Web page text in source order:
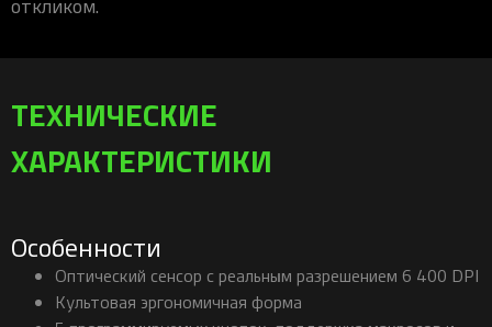
откликом.
ТЕХНИЧЕСКИЕ
ХАРАКТЕРИСТИКИ
Особенности
Оптический сенсор с реальным разрешением 6 400 DPI
Культовая эргономичная форма